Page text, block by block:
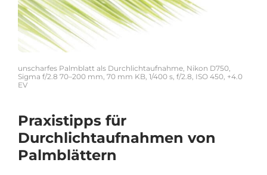
unscharfes Palmblatt als Durchlichtaufnahme, Nikon D750,
Sigma f/2.8 70–200 mm, 70 mm KB, 1/400 s, f/2.8, ISO 450, +4.0
EV
Praxistipps für
Durchlichtaufnahmen von
Palmblättern